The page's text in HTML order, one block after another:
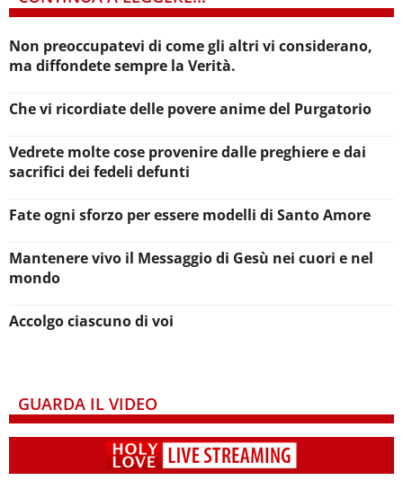
Non preoccupatevi di come gli altri vi considerano,
ma diffondete sempre la Verità.
Che vi ricordiate delle povere anime del Purgatorio
Vedrete molte cose provenire dalle preghiere e dai
sacrifici dei fedeli defunti
Fate ogni sforzo per essere modelli di Santo Amore
Mantenere vivo il Messaggio di Gesù nei cuori e nel
mondo
Accolgo ciascuno di voi
GUARDA IL VIDEO